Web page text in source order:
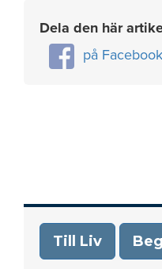
Dela den här
på Facebook
Till Liv